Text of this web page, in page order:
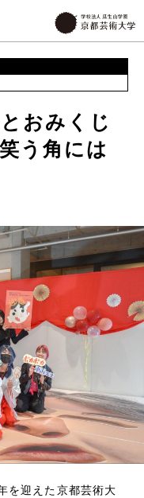
おみくじ
う角には
を迎えた京都芸術大